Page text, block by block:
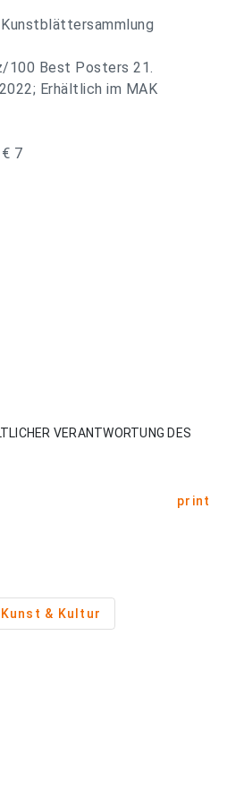
100 Best Posters 21.
Erhältlich im MAK
7
VERANTWORTUNG DES
print
Kunst & Kultur